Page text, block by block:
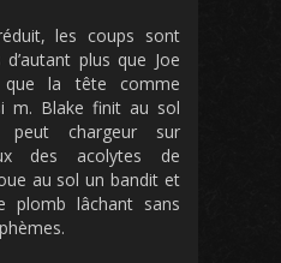
les coups sont
plus que Joe
la tête comme
m. Blake finit au sol
chargeur sur
des acolytes de
au sol un bandit et
lâchant sans